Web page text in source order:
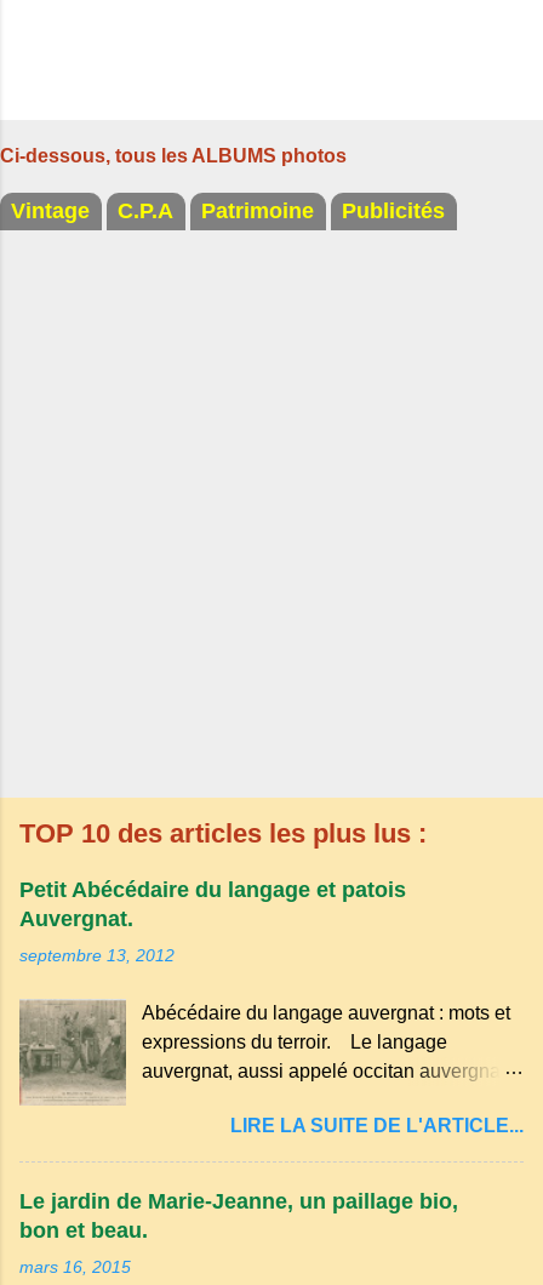
Ci-dessous, tous les ALBUMS photos
Vintage C.P.A Patrimoine Publicités
TOP 10 des articles les plus lus :
Petit Abécédaire du langage et patois
Auvergnat.
septembre 13, 2012
Abécédaire du langage auvergnat : mots et
expressions du terroir. Le langage
auvergnat, aussi appelé occitan auvergnat ,
principalement en Auvergne et dans
certaines parties du Massif central . Il
et est classé parmi les dialectes du nord-
LIRE LA SUITE DE L'ARTICLE...
Le jardin de Marie-Jeanne, un paillage bio,
bon et beau.
mars 16, 2015